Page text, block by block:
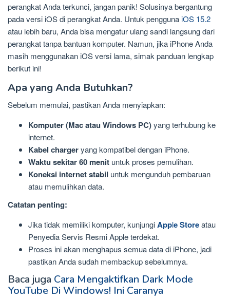
perangkat Anda terkunci, jangan panik! Solusinya bergantung
pada versi iOS di perangkat Anda. Untuk penggunaiOS 15.2
atau lebih baru, Anda bisa mengatur ulang sandi langsung dari
perangkat tanpa bantuan komputer. Namun, jika iPhone Anda
masih menggunakan iOS versi lama, simak panduan lengkap
berikut ini!
Apa yang Anda Butuhkan?
Sebelum memulai, pastikan Anda menyiapkan:
Komputer (Mac atau Windows PC)yang terhubung ke
internet.
Kabel chargeryang kompatibel dengan iPhone.
Waktu sekitar 60 menit untuk proses pemulihan.
Koneksi internet stabil untuk mengunduh pembaruan
atau memulihkan data.
Catatan penting:
Jika tidak memiliki komputer, kunjungiApple Storeatau
Penyedia Servis Resmi Apple terdekat.
Proses ini akan menghapus semua data di iPhone, jadi
pastikan Anda sudah membackup sebelumnya.
Baca juga Cara Mengaktifkan Dark Mode
YouTube Di Windows! Ini Caranya